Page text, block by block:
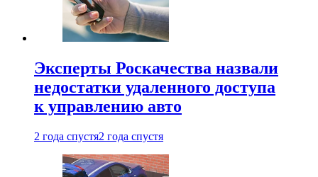
Эксперты Роскачества назвали
недостатки удаленного доступа
к управлению авто
2 года спустя2 года спустя